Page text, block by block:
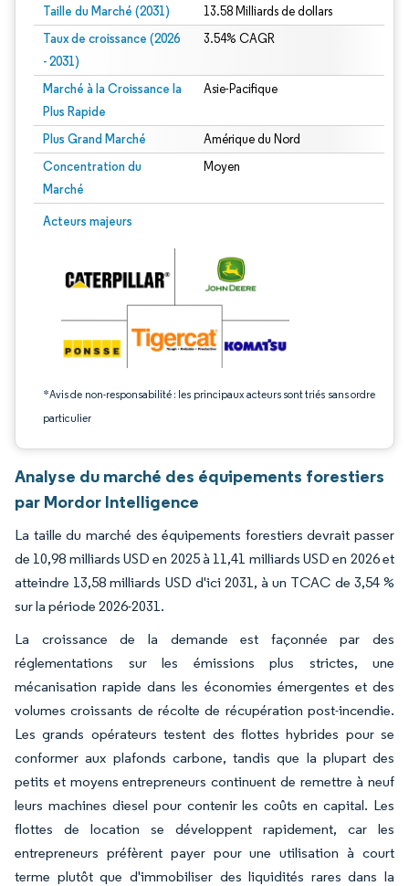
Taille du Marché (2031) 13.58 Milliards de dollars
Taux de croissance (2026
- 2031)
3.54% CAGR
Marché à la Croissance la
Plus Rapide
Asie-Pacifique
Plus Grand Marché Amérique du Nord
Concentration du
Marché
Moyen
Acteurs majeurs
*Avis de non-responsabilité : les principaux acteurs sont triés sans ordre
particulier
Image © Mordor Intelligence. La réutilisation nécessite une attribution sous CC
Analyse du marché des équipements forestiers
par Mordor Intelligence
La taille du marché des équipements forestiers devrait passer
de 10,98 milliards USD en 2025 à 11,41 milliards USD en 2026 et
atteindre 13,58 milliards USD d'ici 2031, à un TCAC de 3,54 %
sur la période 2026-2031.
La croissance de la demande est façonnée par des
réglementations sur les émissions plus strictes, une
mécanisation rapide dans les économies émergentes et des
volumes croissants de récolte de récupération post-incendie.
Les grands opérateurs testent des flottes hybrides pour se
conformer aux plafonds carbone, tandis que la plupart des
petits et moyens entrepreneurs continuent de remettre à neuf
leurs machines diesel pour contenir les coûts en capital. Les
flottes de location se développent rapidement, car les
entrepreneurs préfèrent payer pour une utilisation à court
terme plutôt que d'immobiliser des liquidités rares dans la